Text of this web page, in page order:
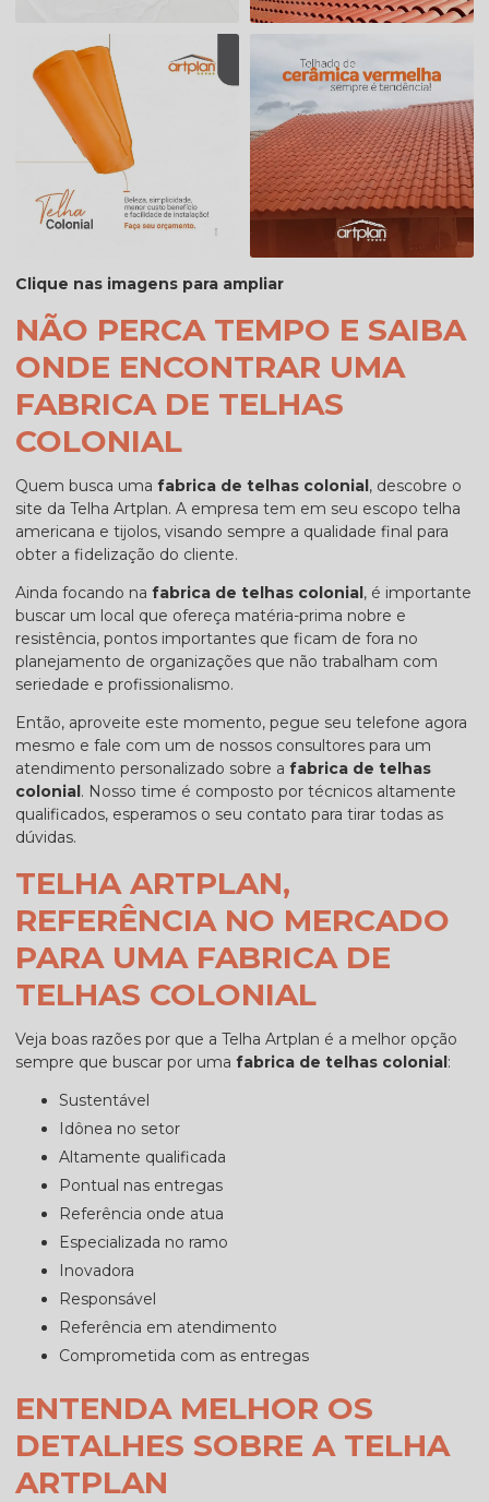
Clique nas imagens para ampliar
NÃO PERCA TEMPO E SAIBA
ONDE ENCONTRAR UMA
FABRICA DE TELHAS
COLONIAL
Quem busca uma fabrica de telhas colonial, descobre o
site da Telha Artplan. A empresa tem em seu escopo telha
americana e tijolos, visando sempre a qualidade final para
obter a fidelização do cliente.
Ainda focando na fabrica de telhas colonial, é importante
buscar um local que ofereça matéria-prima nobre e
resistência, pontos importantes que ficam de fora no
planejamento de organizações que não trabalham com
seriedade e profissionalismo.
Então, aproveite este momento, pegue seu telefone agora
mesmo e fale com um de nossos consultores para um
atendimento personalizado sobre a fabrica de telhas
colonial. Nosso time é composto por técnicos altamente
qualificados, esperamos o seu contato para tirar todas as
dúvidas.
TELHA ARTPLAN,
REFERÊNCIA NO MERCADO
PARA UMA FABRICA DE
TELHAS COLONIAL
Veja boas razões por que a Telha Artplan é a melhor opção
sempre que buscar por uma fabrica de telhas colonial:
sustentável
idônea no setor
altamente qualificada
pontual nas entregas
referência onde atua
especializada no ramo
inovadora
responsável
referência em atendimento
comprometida com as entregas
ENTENDA MELHOR OS
DETALHES SOBRE A TELHA
ARTPLAN